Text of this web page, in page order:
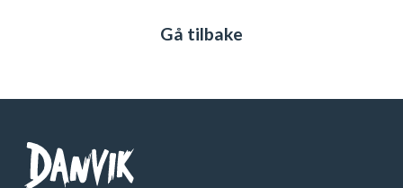
Gå tilbake